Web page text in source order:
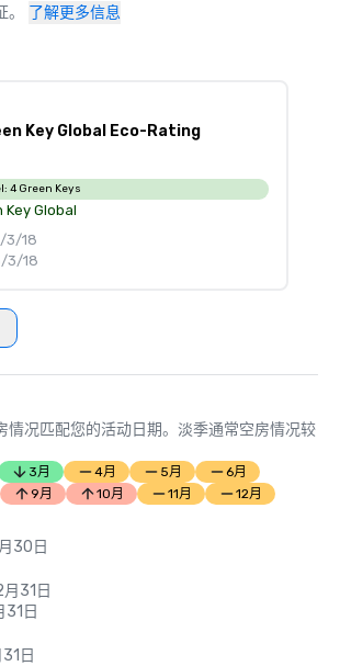
了解更多信息
Key Global Eco-Rating
4 Green Keys
Key Global
3/18
3/18
情况匹配您的活动日期。淡季通常空房情况较
3月 4月 5月
6月
9月 10月 11月 12月
30日
31日
日
日